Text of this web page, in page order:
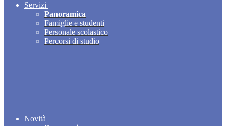
Servizi
Panoramica
Famiglie e studenti
Personale scolastico
Percorsi di studio
Novità